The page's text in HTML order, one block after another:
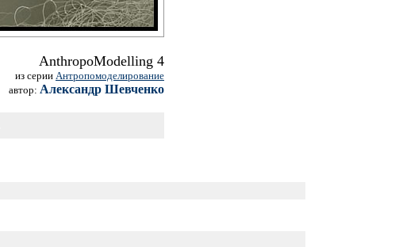
AnthropoModelling 4
из серии Антропомоделирование
автор: Александр Шевченко